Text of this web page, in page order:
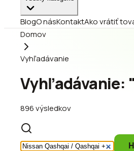
BlogO násKontaktAko vrátiť
Domov
Vyhľadávanie
Vyhľadávanie:
896 výsledkov